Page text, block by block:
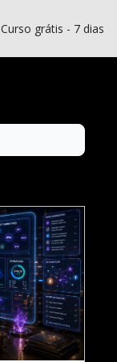
Curso grátis - 7 dias